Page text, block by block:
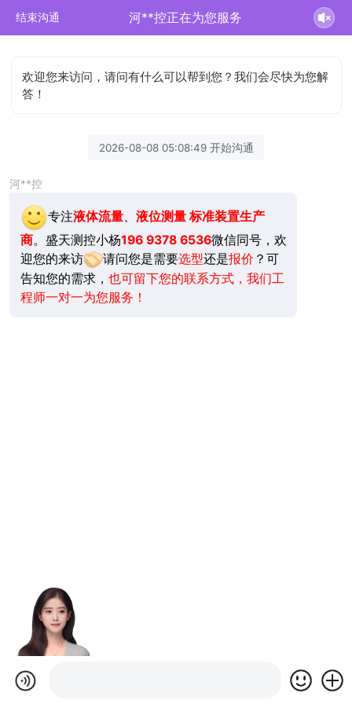
结束沟通 河**控正在为您服务
欢迎您来访问，请问有什么可以帮到您？我们会尽快为您解
答！
2026-08-08 05:08:49 开始沟通
河**控
专注液体流量、 液位测量 标准装置生产
商。盛天测控小杨196 9378 6536微信同号，欢
迎您的来访
请问您是需要选型还是报价 ？可
告知您的需求， 也可留下您的联系方式，我们工
程师一对一为您服务！